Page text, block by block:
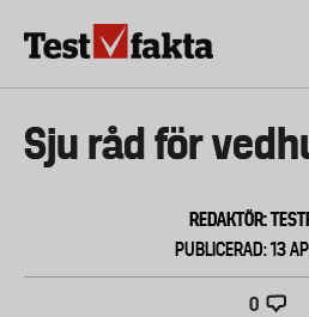
Huvudmeny
ny
HEM & HUSHÅLL
Sju råd för
REDAKTÖR:
PUBLICERAD: 13
0